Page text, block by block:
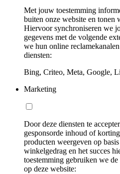
Met jouw toestemming
buiten onze website en tonen
Hiervoor synchroniseren we
gegevens met de volgende
we hun online
diensten:
Bing, Criteo, Meta, Google,
Marketing
Door deze diensten te
gesponsorde inhoud of
producten weergeven op
winkelgedrag en het succes
toestemming gebruiken we
op deze website: